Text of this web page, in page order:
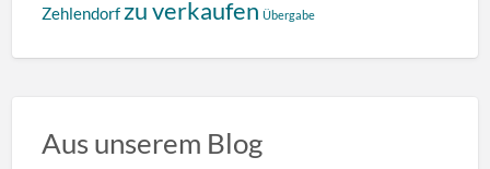
Zehlendorf zu verkaufen Übergabe
Aus unserem Blog